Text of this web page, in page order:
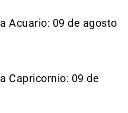
Acuario: 09 de agosto
Capricornio: 09 de